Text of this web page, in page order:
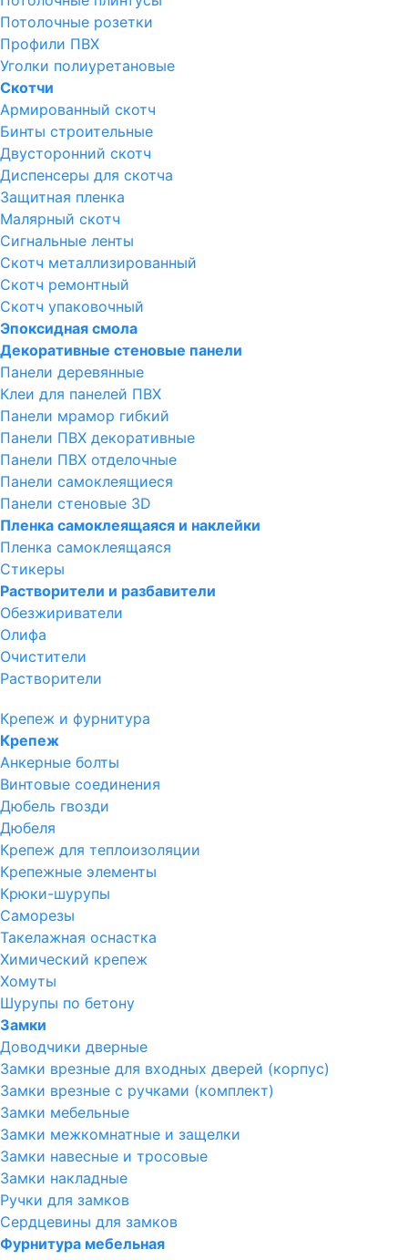
Потолочные розетки
Профили ПВХ
Уголки полиуретановые
Скотчи
Армированный скотч
Бинты строительные
Двусторонний скотч
Диспенсеры для скотча
Защитная пленка
Малярный скотч
Сигнальные ленты
Скотч металлизированный
Скотч ремонтный
Скотч упаковочный
Эпоксидная смола
Декоративные стеновые панели
Панели деревянные
Клеи для панелей ПВХ
Панели мрамор гибкий
Панели ПВХ декоративные
Панели ПВХ отделочные
Панели самоклеящиеся
Панели стеновые 3D
Пленка самоклеящаяся и наклейки
Пленка самоклеящаяся
Стикеры
Растворители и разбавители
Обезжириватели
Олифа
Очистители
Растворители
Крепеж и фурнитура
Крепеж
Анкерные болты
Винтовые соединения
Дюбель гвозди
Дюбеля
Крепеж для теплоизоляции
Крепежные элементы
Крюки-шурупы
Саморезы
Такелажная оснастка
Химический крепеж
Хомуты
Шурупы по бетону
Замки
Доводчики дверные
Замки врезные для входных дверей (корпус)
Замки врезные с ручками (комплект)
Замки мебельные
Замки межкомнатные и защелки
Замки навесные и тросовые
Замки накладные
Ручки для замков
Сердцевины для замков
Фурнитура мебельная